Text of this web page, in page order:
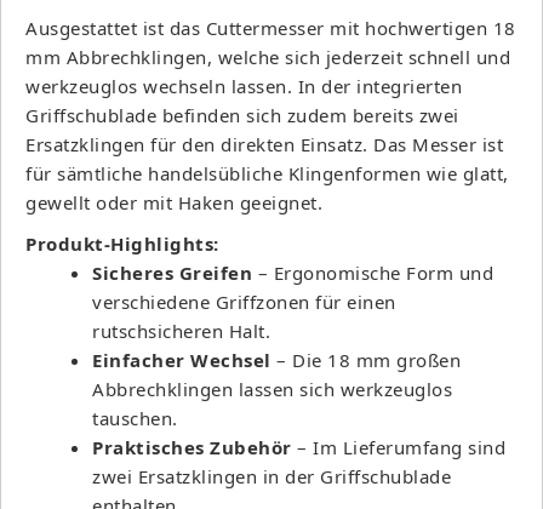
Ausgestattet ist das Cuttermesser mit hochwertigen 18
mm Abbrechklingen, welche sich jederzeit schnell und
werkzeuglos wechseln lassen. In der integrierten
Griffschublade befinden sich zudem bereits zwei
Ersatzklingen für den direkten Einsatz. Das Messer ist
für sämtliche handelsübliche Klingenformen wie glatt,
gewellt oder mit Haken geeignet.
Produkt-Highlights:
Sicheres Greifen – Ergonomische Form und
verschiedene Griffzonen für einen
rutschsicheren Halt.
Einfacher Wechsel – Die 18 mm großen
Abbrechklingen lassen sich werkzeuglos
tauschen.
Praktisches Zubehör – Im Lieferumfang sind
zwei Ersatzklingen in der Griffschublade